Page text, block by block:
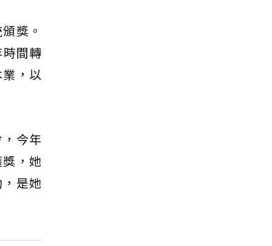
獎。
間轉
，以
今年
，她
是她